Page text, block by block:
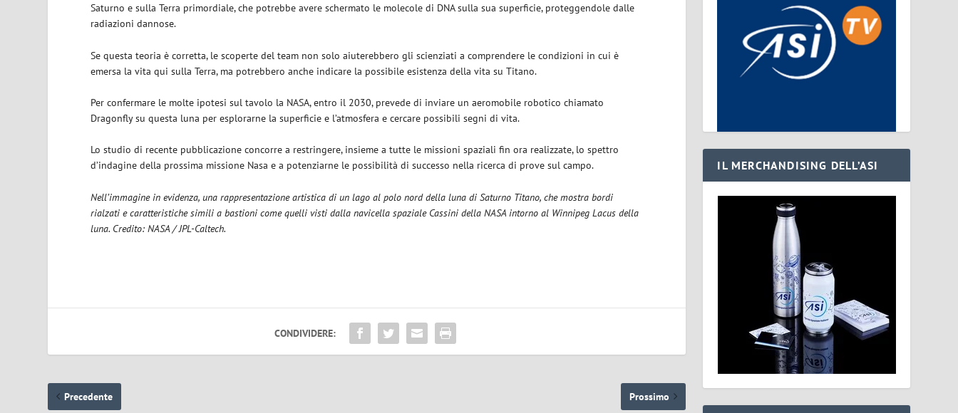
Saturno e sulla Terra primordiale, che potrebbe avere schermato le molecole di DNA sulla sua superficie, proteggendole dalle
radiazioni dannose.
Se questa teoria è corretta, le scoperte del team non solo aiuterebbero gli scienziati a comprendere le condizioni in cui è
emersa la vita qui sulla Terra, ma potrebbero anche indicare la possibile esistenza della vita su Titano.
Per confermare le molte ipotesi sul tavolo la NASA, entro il 2030, prevede di inviare un aeromobile robotico chiamato
Dragonfly su questa luna per esplorarne la superficie e l’atmosfera e cercare possibili segni di vita.
Lo studio di recente pubblicazione concorre a restringere, insieme a tutte le missioni spaziali fin ora realizzate, lo spettro
d’indagine della prossima missione Nasa e a potenziarne le possibilità di successo nella ricerca di prove sul campo.
Nell’immagine in evidenza, una rappresentazione artisticadi un lago al polo nord della luna di Saturno Titano, che mostra bordi
rialzati e caratteristiche simili a bastioni come quelli visti dalla navicella spaziale Cassini della NASA intorno al Winnipeg Lacus della
luna. Credito: NASA / JPL-Caltech.
CONDIVIDERE:
Precedente Prossimo
IL MERCHANDISING DELL’ASI